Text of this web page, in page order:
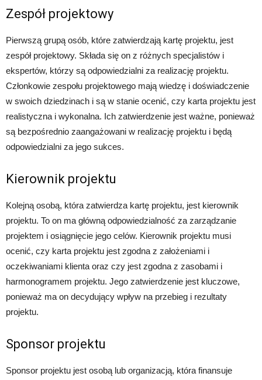
Zespół projektowy
Pierwszą grupą osób, które zatwierdzają kartę projektu, jest
zespół projektowy. Składa się on z różnych specjalistów i
ekspertów, którzy są odpowiedzialni za realizację projektu.
Członkowie zespołu projektowego mają wiedzę i doświadczenie
w swoich dziedzinach i są w stanie ocenić, czy karta projektu jest
realistyczna i wykonalna. Ich zatwierdzenie jest ważne, ponieważ
są bezpośrednio zaangażowani w realizację projektu i będą
odpowiedzialni za jego sukces.
Kierownik projektu
Kolejną osobą, która zatwierdza kartę projektu, jest kierownik
projektu. To on ma główną odpowiedzialność za zarządzanie
projektem i osiągnięcie jego celów. Kierownik projektu musi
ocenić, czy karta projektu jest zgodna z założeniami i
oczekiwaniami klienta oraz czy jest zgodna z zasobami i
harmonogramem projektu. Jego zatwierdzenie jest kluczowe,
ponieważ ma on decydujący wpływ na przebieg i rezultaty
projektu.
Sponsor projektu
Sponsor projektu jest osobą lub organizacją, która finansuje